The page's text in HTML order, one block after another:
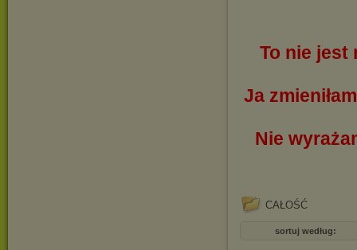
To nie jest
Ja
Nie
CAŁOŚĆ
sortuj według: